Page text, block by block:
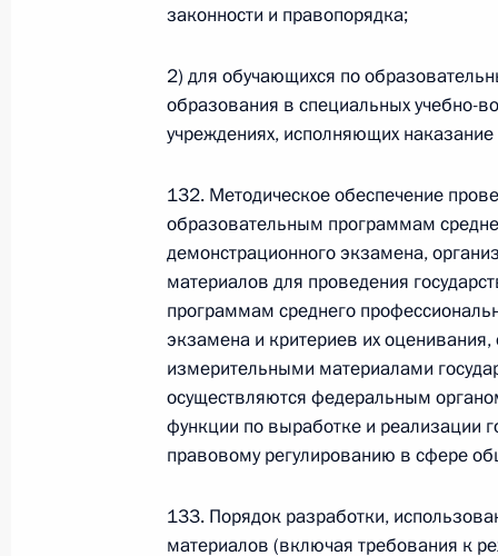
Федеральный закон от
О внесении изменения в статью 6
26 июля 2026 года
Федеральный закон от
О внесении изменений в статью 9.21
правонарушениях
О ратификации Соглашения между
Республики Беларусь о сотрудничестве
законности и правопорядка;
2) для обучающихся по
образования в специальных учебно-
учреждениях, исполняющих
132. Методическое обеспечение
образовательным программам
демонстрационного экзамена,
материалов для проведения
программам среднего
экзамена и критериев их
измерительными материалами
осуществляются федеральным
функции по выработке и реализации
правовому регулированию в сфере
133. Порядок разработки,
материалов (включая требования к